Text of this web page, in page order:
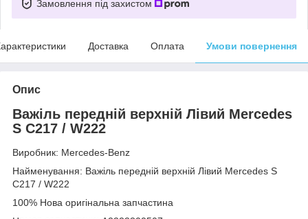
Замовлення під захистом
Доставка Оплата Умови повернення
Опис
Важіль передній верхній Лівий Mercedes
S C217 / W222
Виробник: Mercedes-Benz
Найменування: Важіль передній верхній Лівий Mercedes S
C217 / W222
100% Нова оригінальна запчастина